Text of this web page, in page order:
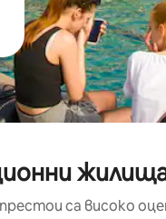
са високо